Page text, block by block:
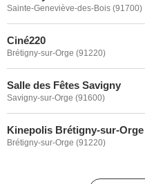
Sainte-Geneviève-des-Bois (91700)
Ciné220
Brétigny-sur-Orge (91220)
Salle des Fêtes Savigny
Savigny-sur-Orge (91600)
Kinepolis Brétigny-sur-Orge
Brétigny-sur-Orge (91220)